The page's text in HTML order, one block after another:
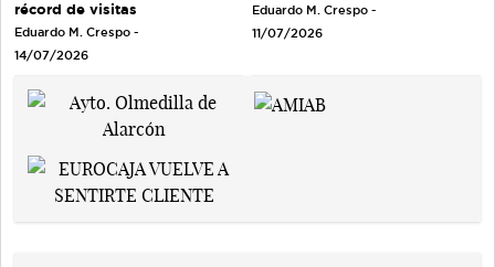
récord de visitas
Eduardo M. Crespo -
14/07/2026
Eduardo M. Crespo -
11/07/2026